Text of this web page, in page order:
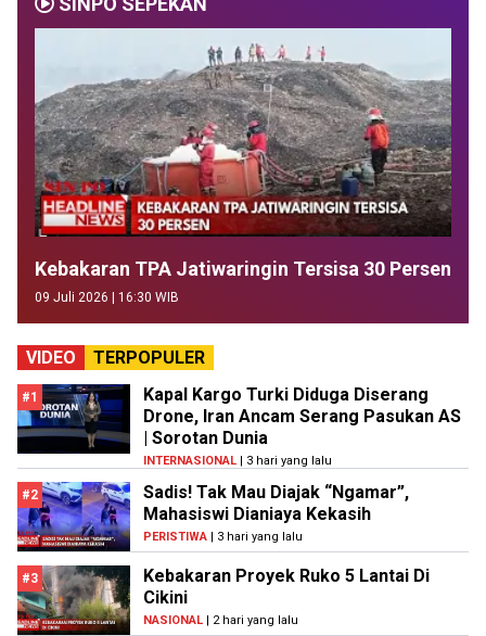
Kebakaran TPA Jatiwaringin Tersisa 30 Persen
09 Juli 2026 | 16:30 WIB
VIDEO TERPOPULER
#1
Kapal Kargo Turki Diduga Diserang
Drone, Iran Ancam Serang Pasukan AS
| Sorotan Dunia
INTERNASIONAL | 3 hari yang lalu
#2
Sadis! Tak Mau Diajak “Ngamar”,
Mahasiswi Dianiaya Kekasih
PERISTIWA | 3 hari yang lalu
#3
Kebakaran Proyek Ruko 5 Lantai Di
Cikini
NASIONAL | 2 hari yang lalu